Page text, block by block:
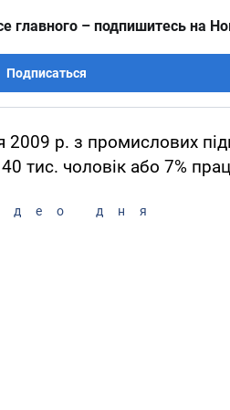
главного – подпишитесь на
Подписаться
2009 р. з промислових
тис. чоловік або 7%
дня